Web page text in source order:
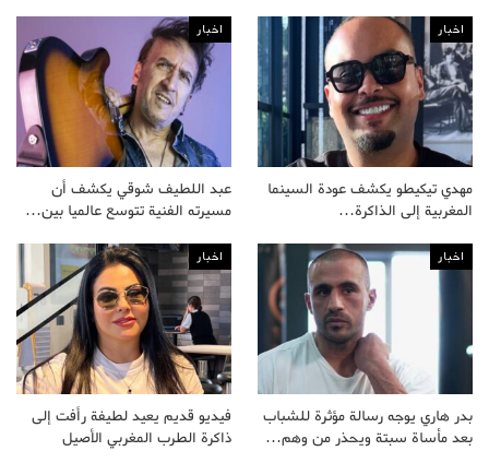
اخبار
مهدي تيكيطو يكشف عودة السينما
المغربية إلى الذاكرة…
اخبار
عبد اللطيف شوقي يكشف أن
مسيرته الفنية تتوسع عالميا بين…
اخبار
بدر هاري يوجه رسالة مؤثرة للشباب
بعد مأساة سبتة ويحذر من وهم…
اخبار
فيديو قديم يعيد لطيفة رأفت إلى
ذاكرة الطرب المغربي الأصيل